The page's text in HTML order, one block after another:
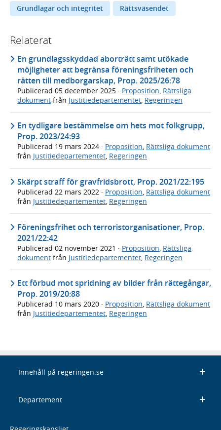
Grundlagar och integritet
Rättsväsendet
Relaterat
En grundlagsskyddad aborträtt samt utökade
möjligheter att begränsa föreningsfriheten och
rätten till medborgarskap, Prop. 2025/26:78
Publicerad 05 december 2025 · Proposition Rättsliga
dokument från Justitiedepartementet Regeringen
En tydligare bestämmelse om hets mot folkgrupp,
Prop. 2023/24:93
Publicerad 19 mars 2024 · Proposition, Rättsliga dokument
från Justitiedepartementet, Regeringen
Skärpt straff för gravfridsbrott, Prop. 2021/22:195
Publicerad 22 mars 2022 · Proposition, Rättsliga dokument
från Justitiedepartementet, Regeringen
Föreningsfrihet och terroristorganisationer, Prop.
2021/22:42
Publicerad 02 november 2021 · Proposition Rättsliga
dokument från Justitiedepartementet Regeringen
Ett förbud mot spridning av bilder från rättegångar,
Prop. 2019/20:88
Publicerad 10 mars 2020 · Proposition, Rättsliga dokument
från Justitiedepartementet, Regeringen
Innehåll på regeringen.se
Departement